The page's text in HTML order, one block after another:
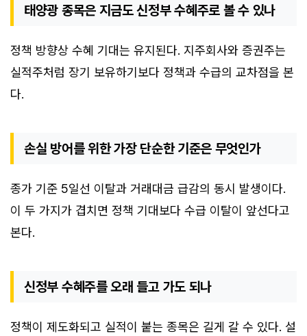
태양광 종목은 지금도 신정부 수혜주로 볼 수 있나
정책 방향상 수혜 기대는 유지된다. 지주회사와 증권주는
실적주처럼 장기 보유하기보다 정책과 수급의 교차점을 본
다.
손실 방어를 위한 가장 단순한 기준은 무엇인가
종가 기준 5일선 이탈과 거래대금 급감의 동시 발생이다.
이 두 가지가 겹치면 정책 기대보다 수급 이탈이 앞선다고
본다.
신정부 수혜주를 오래 들고 가도 되나
정책이 제도화되고 실적이 붙는 종목은 길게 갈 수 있다. 설